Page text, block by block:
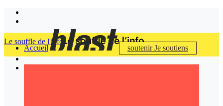
Accueil soutenirJe soutiens
Le souffle de l'info